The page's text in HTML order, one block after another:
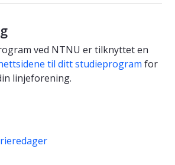
ved NTNU er tilknyttet en
til ditt studieprogram for
linjeforening.